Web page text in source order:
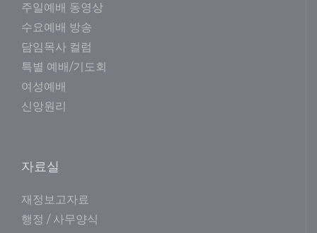
주일예배 동영상
수요예배 방송
담임목사 컬럼
특별 예배/기도회
여성예배
신앙원리
자료실
재정보고자료
행정 / 사무양식